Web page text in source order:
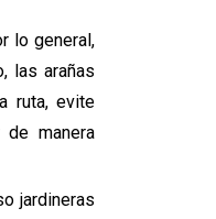
lo general,
las arañas
ruta, evite
manera
jardineras